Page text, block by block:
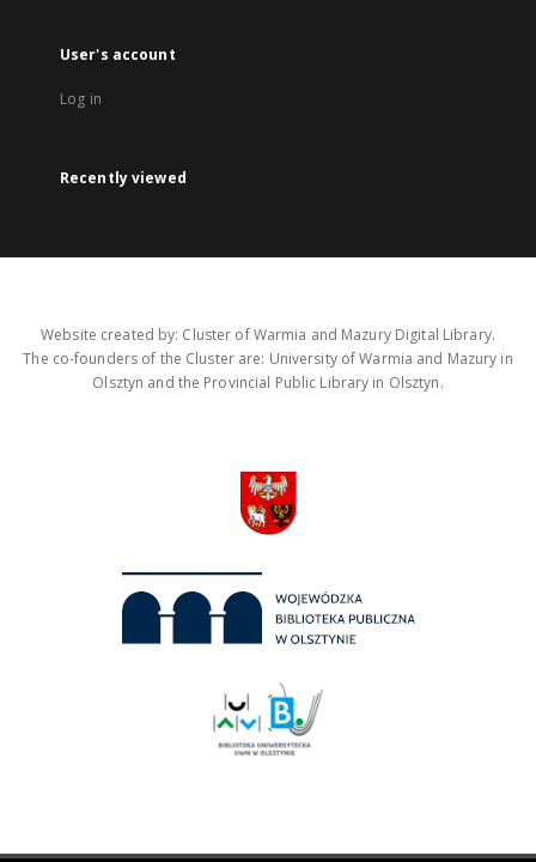
User's account
Log in
Recently viewed
Website created by: Cluster of Warmia and Mazury Digital Library.
The co-founders of the Cluster are: University of Warmia and Mazury in
Olsztyn and the Provincial Public Library in Olsztyn.